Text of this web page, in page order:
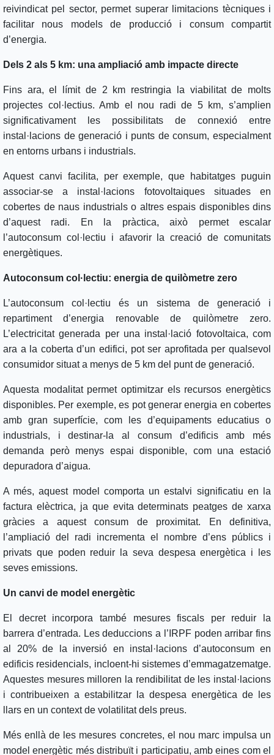
reivindicat pel sector, permet superar limitacions tècniques i
facilitar nous models de producció i consum compartit
d’energia.
Dels 2 als 5 km: una ampliació amb impacte directe
Fins ara, el límit de 2 km restringia la viabilitat de molts
projectes col·lectius. Amb el nou radi de 5 km, s’amplien
significativament les possibilitats de connexió entre
instal·lacions de generació i punts de consum, especialment
en entorns urbans i industrials.
Aquest canvi facilita, per exemple, que habitatges puguin
associar-se a instal·lacions fotovoltaiques situades en
cobertes de naus industrials o altres espais disponibles dins
d’aquest radi. En la pràctica, això permet escalar
l’autoconsum col·lectiu i afavorir la creació de comunitats
energètiques.
Autoconsum col·lectiu: energia de quilòmetre zero
L’autoconsum col·lectiu és un sistema de generació i
repartiment d’energia renovable de quilòmetre zero.
L’electricitat generada per una instal·lació fotovoltaica, com
ara a la coberta d’un edifici, pot ser aprofitada per qualsevol
consumidor situat a menys de 5 km del punt de generació.
Aquesta modalitat permet optimitzar els recursos energètics
disponibles. Per exemple, es pot generar energia en cobertes
amb gran superfície, com les d’equipaments educatius o
industrials, i destinar-la al consum d’edificis amb més
demanda però menys espai disponible, com una estació
depuradora d’aigua.
A més, aquest model comporta un estalvi significatiu en la
factura elèctrica, ja que evita determinats peatges de xarxa
gràcies a aquest consum de proximitat. En definitiva,
l’ampliació del radi incrementa el nombre d’ens públics i
privats que poden reduir la seva despesa energètica i les
seves emissions.
Un canvi de model energètic
El decret incorpora també mesures fiscals per reduir la
barrera d’entrada. Les deduccions a l’IRPF poden arribar fins
al 20% de la inversió en instal·lacions d’autoconsum en
edificis residencials, incloent-hi sistemes d’emmagatzematge.
Aquestes mesures milloren la rendibilitat de les instal·lacions
i contribueixen a estabilitzar la despesa energètica de les
llars en un context de volatilitat dels preus.
Més enllà de les mesures concretes, el nou marc impulsa un
model energètic més distribuït i participatiu, amb eines com el